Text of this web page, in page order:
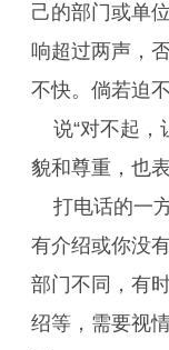
己的部门或单
响超过两声，
不快。倘若迫
说“对不起，
貌和尊重，也
打电话的一
有介绍或你没
部门不同，有
绍等，需要视